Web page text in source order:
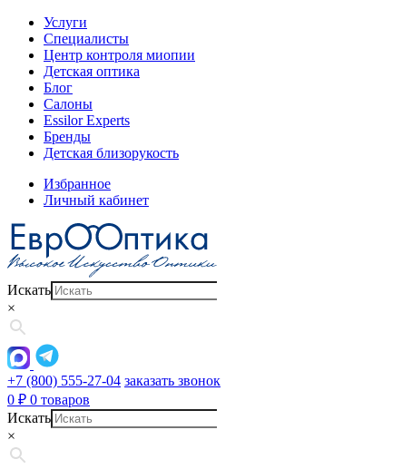
Услуги
Специалисты
Центр контроля миопии
Детская оптика
Блог
Салоны
Essilor Experts
Бренды
Детская близорукость
Избранное
Личный кабинет
Искать
×
+7 (800) 555-27-04 заказать звонок
0 ₽ 0 товаров
Искать
×